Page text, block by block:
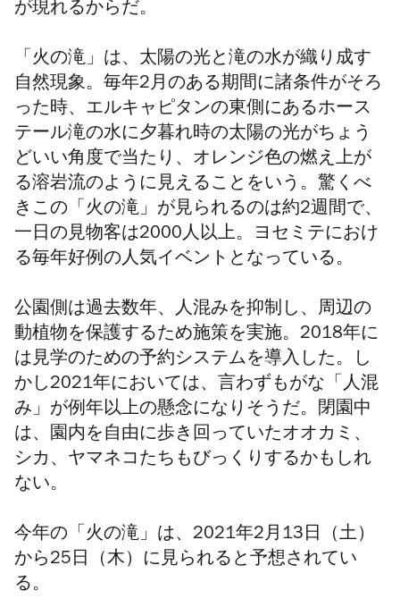
が現れるからだ。
「火の滝」は、太陽の光と滝の水が織り成す
自然現象。 毎年2月のある期間に諸条件がそろ
った時、 エルキャピタンの東側にあるホース
テール滝の水に夕暮れ時の太陽の光がちょう
どいい角度で当たり、オレンジ色の燃え上が
る溶岩流のように見えることをいう。驚くべ
きこの「火の滝」が見られるのは約2週間で、
一日の見物客は2000人以上。ヨセミテにおけ
る毎年好例の人気イベントとなっている。
公園側は過去数年、 人混みを抑制し、周辺の
動植物を保護するため施策を実施。2018年に
は見学のための予約システムを導入した。し
かし2021年においては、言わずもがな「人混
み」が例年以上の懸念になりそうだ。閉園中
は、園内を自由に歩き回っていたオオカミ、
シカ、ヤマネコたちもびっくりするかもしれ
ない。
今年の「火の滝」は、2021年2月13日（土）
から25日（木）に見られると予想されてい
る。